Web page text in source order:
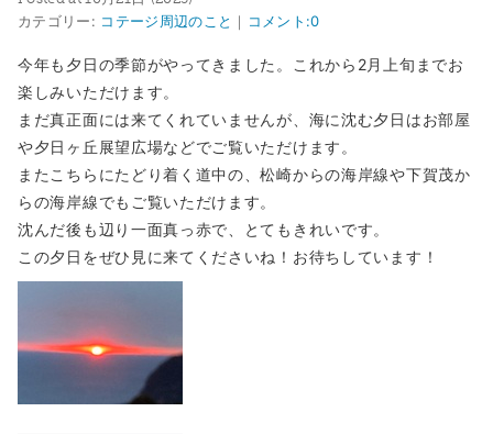
カテゴリー: コテージ周辺のこと ｜ コメント:0
今年も夕日の季節がやってきました。これから2月上旬までお
楽しみいただけます。
まだ真正面には来てくれていませんが、海に沈む夕日はお部屋
や夕日ヶ丘展望広場などでご覧いただけます。
またこちらにたどり着く道中の、松崎からの海岸線や下賀茂か
らの海岸線でもご覧いただけます。
沈んだ後も辺り一面真っ赤で、とてもきれいです。
この夕日をぜひ見に来てくださいね！お待ちしています！